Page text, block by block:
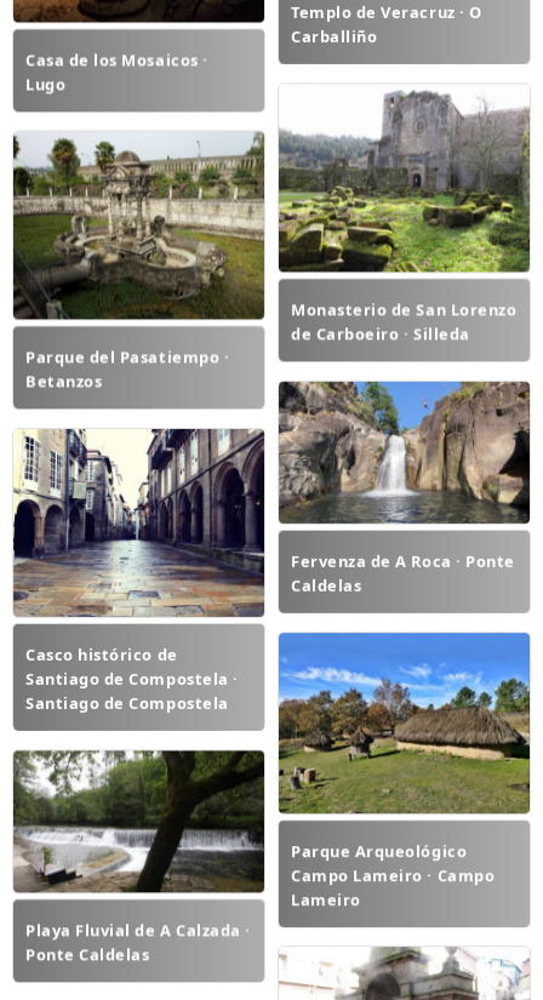
Templo de Veracruz · O
Carballiño
Casa de los Mosaicos ·
Lugo
Monasterio de San Lorenzo
de Carboeiro · Silleda
Parque del Pasatiempo ·
Betanzos
Fervenza de A Roca · Ponte
Caldelas
Casco histórico de
Santiago de Compostela ·
Santiago de Compostela
Parque Arqueológico
Campo Lameiro · Campo
Lameiro
Playa Fluvial de A Calzada ·
Ponte Caldelas